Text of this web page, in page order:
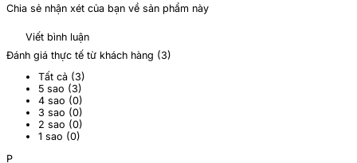
Chia sẻ nhận xét của bạn về sản phẩm này
Viết bình luận
Đánh giá thực tế từ khách hàng (3)
Tất cả (3)
5 sao (3)
4 sao (0)
3 sao (0)
2 sao (0)
1 sao (0)
P